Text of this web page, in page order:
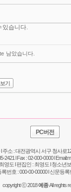
PC버전
주소 : 대전광역시 서구 청사로
2421 l Fax : 02-000-0000 l
영도 l 편집인 : 최영도 l 청소년
번호 : 000-00-00000 l 신문등록
copyright ⓒ 2018예종All reghts